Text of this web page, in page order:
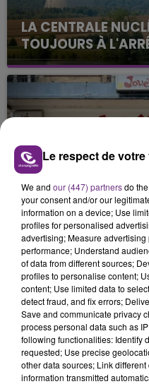
LA CENTRALE
TOUJOURS À
Cela fait déjà une
nucléaire ardennaise
justifiée par la
présente.
LE MAGASIN
SES PORTES
C'était l'une des
rémois. Le magasin
fermer ses portes.
TITRES
5h23
5h23
Le respect de
We and our (447) partnersdo
your consent and/or our
information on a device; Use
profiles for personalised
advertising; Measure
performance; Understand
of data from different sources;
profiles to personalise content;
content; Use limited data to
detect fraud, and fix errors;
Save and communicate privacy
process personal data such as
following functionalities: Identify
requested; Use precise
other data sources; Link
information transmitted